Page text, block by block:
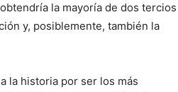
la mayoría de dos tercios
y, posiblemente, también la
la historia por ser los más